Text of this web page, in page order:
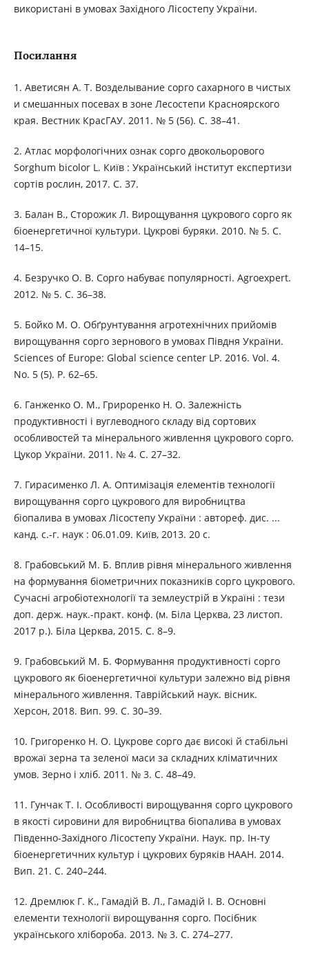
використані в умовах Західного Лісостепу України.
Посилання
1. Аветисян А. Т. Возделывание сорго сахарного в чистых
и смешанных посевах в зоне Лесостепи Красноярского
края. Вестник КрасГАУ. 2011. № 5 (56). С. 38–41.
2. Атлас морфологічних ознак сорго двокольорового
Sorghum bicolor L. Київ : Український інститут експертизи
сортів рослин, 2017. С. 37.
3. Балан В., Сторожик Л. Вирощування цукрового сорго як
біоенергетичної культури. Цукрові буряки. 2010. № 5. С.
14–15.
4. Безручко О. В. Сорго набуває популярності. Agroexpert.
2012. № 5. С. 36–38.
5. Бойко М. О. Обґрунтування агротехнічних прийомів
вирощування сорго зернового в умовах Півдня України.
Sciences of Europe: Global science center LP. 2016. Vol. 4.
No. 5 (5). P. 62–65.
6. Ганженко О. М., Грироренко Н. О. Залежність
продуктивності і вуглеводного складу від сортових
особливостей та мінерального живлення цукрового сорго.
Цукор України. 2011. № 4. С. 27–32.
7. Гирасименко Л. А. Оптимізація елементів технології
вирощування сорго цукрового для виробництва
біопалива в умовах Лісостепу України : автореф. дис. ...
канд. с.-г. наук : 06.01.09. Київ, 2013. 20 c.
8. Грабовський М. Б. Вплив рівня мінерального живлення
на формування біометричних показників сорго цукрового.
Сучасні агробіотехнології та землеустрій в Україні : тези
доп. держ. наук.-практ. конф. (м. Біла Церква, 23 листоп.
2017 р.). Біла Церква, 2015. С. 8–9.
9. Грабовський М. Б. Формування продуктивності сорго
цукрового як біоенергетичної культури залежно від рівня
мінерального живлення. Таврійський наук. вісник.
Херсон, 2018. Вип. 99. С. 30–39.
10. Григоренко Н. О. Цукрове сорго дає високі й стабільні
врожаї зерна та зеленої маси за складних кліматичних
умов. Зерно і хліб. 2011. № 3. С. 48–49.
11. Гунчак Т. І. Особливості вирощування сорго цукрового
в якості сировини для виробництва біопалива в умовах
Південно-Західного Лісостепу України. Наук. пр. Ін-ту
біоенергетичних культур і цукрових буряків НААН. 2014.
Вип. 21. С. 240–244.
12. Дремлюк Г. К., Гамадій В. Л., Гамадій І. В. Основні
елементи технології вирощування сорго. Посібник
українського хлібороба. 2013. № 3. С. 274–277.